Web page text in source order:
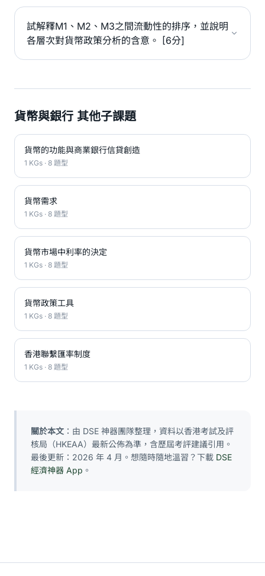
試解釋M1、M2、M3之間流動性的排序，並說明
各層次對貨幣政策分析的含意。 [6分]
貨幣與銀行 其他子課題
貨幣的功能與商業銀行信貸創造
1 KGs · 8 題型
貨幣需求
1 KGs · 8 題型
貨幣市場中利率的決定
1 KGs · 8 題型
貨幣政策工具
1 KGs · 8 題型
香港聯繫匯率制度
1 KGs · 8 題型
關於本文 ：由 DSE 神器團隊整理，資料以香港考試及評
核局（HKEAA）最新公佈為準，含歷屆考評建議引用。
最後更新：2026 年 4 月。想隨時隨地溫習？下載 DSE
經濟神器 App 。